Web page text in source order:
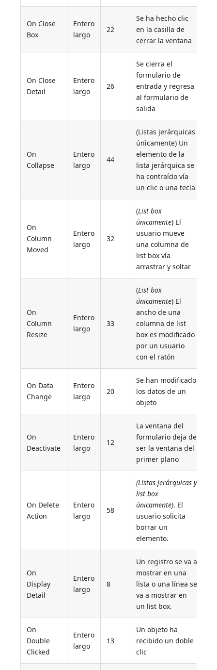
On Close
Box
Entero
largo
22
Se ha hecho clic
en la casilla de
cerrar la ventana
On Close
Detail
Entero
largo
26
Se cierra el
formulario de
entrada y regresa
al formulario de
salida
On
Collapse
Entero
largo
44
(Listas jerárquicas
únicamente) Un
elemento de la
lista jerárquica se
ha contraído vía
un clic o una tecla
On
Column
Moved
Entero
largo
32
(List box
únicamente) El
usuario mueve
una columna de
list box vía
arrastrar y soltar
On
Column
Resize
Entero
largo
33
(List box
únicamente) El
ancho de una
columna de list
box es modificado
por un usuario
con el ratón
On Data
Change
Entero
largo
20
Se han modificado
los datos de un
objeto
On
Deactivate
Entero
largo
12
La ventana del
formulario deja de
ser la ventana del
primer plano
On Delete
Action
Entero
largo
58
(Listas jerárquicas y
list box
únicamente). El
usuario solicita
borrar un
elemento.
On
Display
Detail
Entero
largo
8
Un registro se va a
mostrar en una
lista o una línea se
va a mostrar en
un list box.
On
Double
Clicked
Entero
largo
13
Un objeto ha
recibido un doble
clic